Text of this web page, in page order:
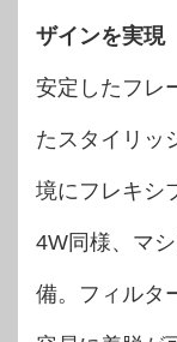
ザインを実現
安定したフレ
たスタイリッ
境にフレキシ
4W同様、マ
備。フィルタ